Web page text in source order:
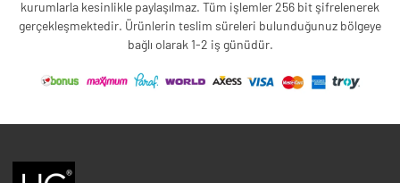
kurumlarla kesinlikle paylaşılmaz. Tüm işlemler 256 bit şifrelenerek
gerçekleşmektedir. Ürünlerin teslim süreleri bulunduğunuz bölgeye
bağlı olarak 1-2 iş günüdür.